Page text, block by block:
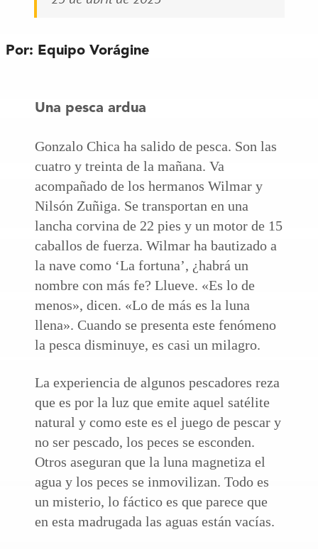
Por: Equipo Vorágine
Una pesca ardua
Gonzalo Chica ha salido de pesca. Son las
cuatro y treinta de la mañana. Va
acompañado de los hermanos Wilmar y
Nilsón Zuñiga. Se transportan en una
lancha corvina de 22 pies y un motor de 15
caballos de fuerza. Wilmar ha bautizado a
la nave como ‘La fortuna’, ¿habrá un
nombre con más fe? Llueve. «Es lo de
menos», dicen. «Lo de más es la luna
llena». Cuando se presenta este fenómeno
la pesca disminuye, es casi un milagro.
La experiencia de algunos pescadores reza
que es por la luz que emite aquel satélite
natural y como este es el juego de pescar y
no ser pescado, los peces se esconden.
Otros aseguran que la luna magnetiza el
agua y los peces se inmovilizan. Todo es
un misterio, lo fáctico es que parece que
en esta madrugada las aguas están vacías.